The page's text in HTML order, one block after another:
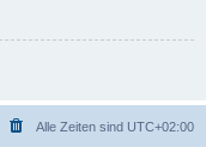
Alle Zeiten sind UTC+02:00